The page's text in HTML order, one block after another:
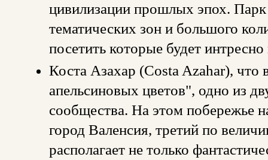
цивилизации прошлых эпох. Парк
тематических зон и большого
посетить которые будет
Коста Азахар (Costa Azahar), что
апельсиновых цветов", одно из
сообщества. На этом побережье
город Валенсия, третий по
располагает не только